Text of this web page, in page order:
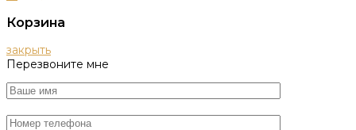
Корзина
закрыть
Перезвоните мне